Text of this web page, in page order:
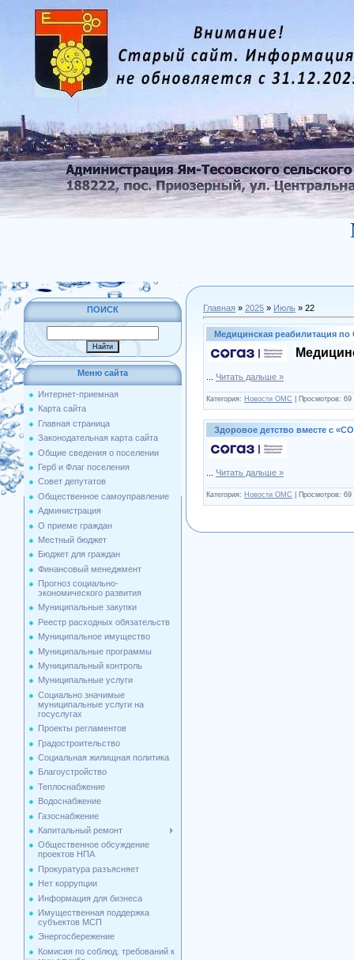
ПОИСК
Меню сайта
Интернет-приемная
Карта сайта
Главная страница
Законодательная карта сайта
Общие сведения о поселении
Герб и Флаг поселения
Совет депутатов
Общественное самоуправление
Администрация
О приеме граждан
Местный бюджет
Бюджет для граждан
Финансовый менеджмент
Прогноз социально-
экономического развития
Муниципальные закупки
Реестр расходных обязательств
Муниципальное имущество
Муниципальные программы
Муниципальный контроль
Муниципальные услуги
Социально значимые
муниципальные услуги на
госуслугах
Проекты регламентов
Градостроительство
Социальная жилищная политика
Благоустройство
Теплоснабжение
Водоснабжение
Газоснабжение
Капитальный ремонт
Общественное обсуждение
проектов НПА
Прокуратура разъясняет
Нет коррупции
Информация для бизнеса
Имущественная поддержка
cубъектов МСП
Энергосбережение
Комисия по соблюд. требований к
Главная » 2025 » Июль » 22
Медицинская реабилитация
Читать дальше »
Категория: Новости ОМС Просмотров: 69
Здоровое детство вместе с
Читать дальше »
Категория: Новости ОМС Просмотров: 69